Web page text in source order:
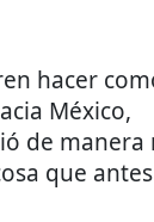
hacer
México,
de manera
que